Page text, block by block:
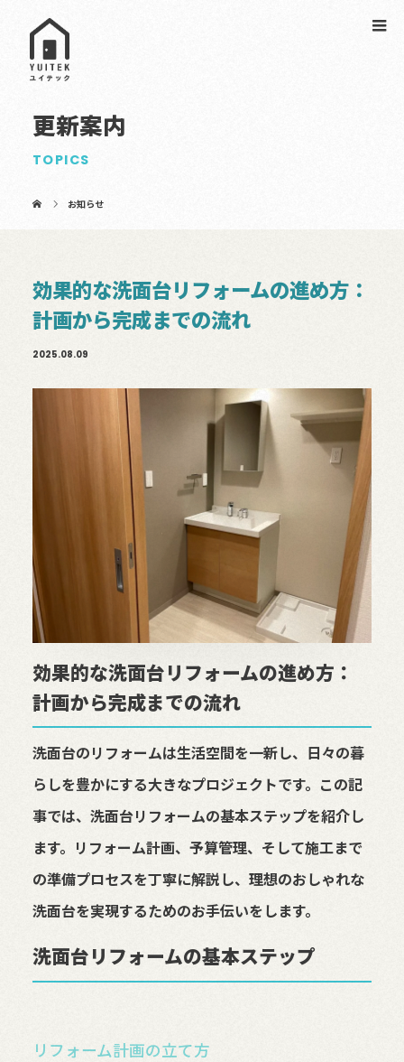
更新案内
TOPICS
お知らせ
効果的な洗面台リフォームの進め方：
計画から完成までの流れ
2025.08.09
効果的な洗面台リフォームの進め方：
計画から完成までの流れ
洗面台のリフォームは生活空間を一新し、日々の暮
らしを豊かにする大きなプロジェクトです。この記
事では、洗面台リフォームの基本ステップを紹介し
ます。リフォーム計画、予算管理、そして施工まで
の準備プロセスを丁寧に解説し、理想のおしゃれな
洗面台を実現するためのお手伝いをします。
洗面台リフォームの基本ステップ
リフォーム計画の立て方